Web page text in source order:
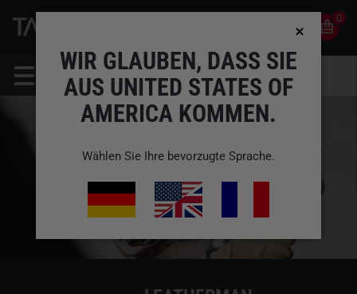
0
WIR GLAUBEN, DASS SIE
AUS UNITED STATES OF
AMERICA KOMMEN.
Wählen Sie Ihre bevorzugte Sprache.